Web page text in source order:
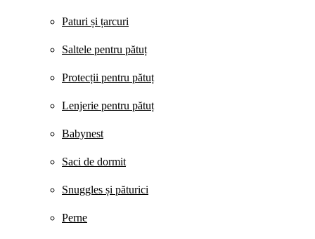
Paturi și țarcuri
Saltele pentru pătuț
Protecții pentru pătuț
Lenjerie pentru pătuț
Babynest
Saci de dormit
Snuggles și păturici
Perne